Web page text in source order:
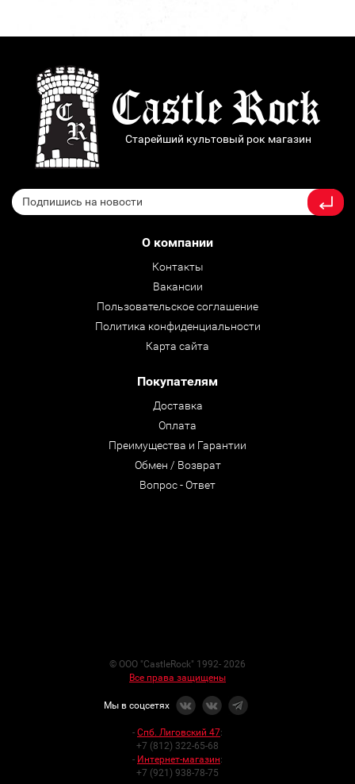
Старейший культовый рок магазин
О компании
Контакты
Вакансии
Пользовательское соглашение
Политика конфиденциальности
Карта сайта
Покупателям
Доставка
Оплата
Преимущества и Гарантии
Обмен / Возврат
Вопрос - Ответ
© ООО "CastleRock" 1992- 2026
Все права защищены
Мы в соцсетях
- Спб. Лиговский 47:
+7 (812) 322-65-68
- Интернет-магазин:
+7 (921) 938-78-75